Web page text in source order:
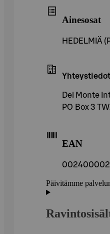
Ainesosat
HEDELMIÄ
Yhteystiedot
Del Monte
PO Box 3
EAN
Päivitämme